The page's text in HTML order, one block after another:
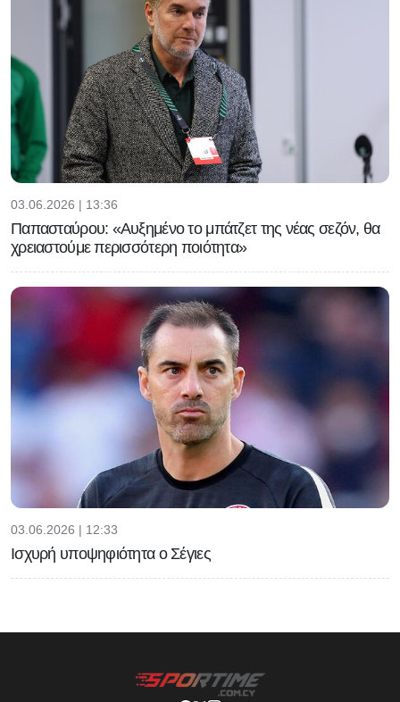
03.06.2026 | 13:36
Παπασταύρου: «Αυξημένο το μπάτζετ της νέας σεζόν, θα
χρειαστούμε περισσότερη ποιότητα»
03.06.2026 | 12:33
Ισχυρή υποψηφιότητα ο Σέγιες